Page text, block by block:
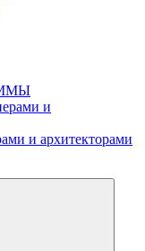
и архитекторами